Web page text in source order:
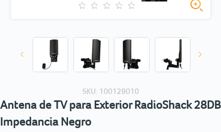
SKU: 100128010
Antena de TV para Exterior RadioShack 28DB
Impedancia Negro